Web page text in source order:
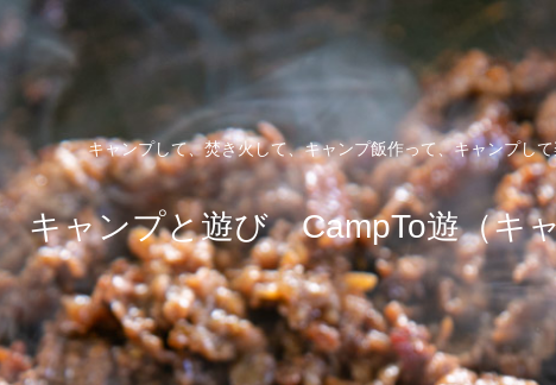
キャンプして、焚き火して、キャンプ飯作って、キャンプし
キャンプと遊び CampTo遊（キ